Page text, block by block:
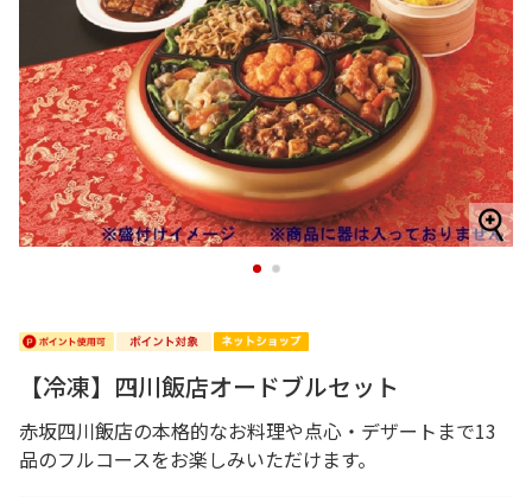
1 2
【冷凍】四川飯店オードブルセット
赤坂四川飯店の本格的なお料理や点心・デザートまで13
品のフルコースをお楽しみいただけます。